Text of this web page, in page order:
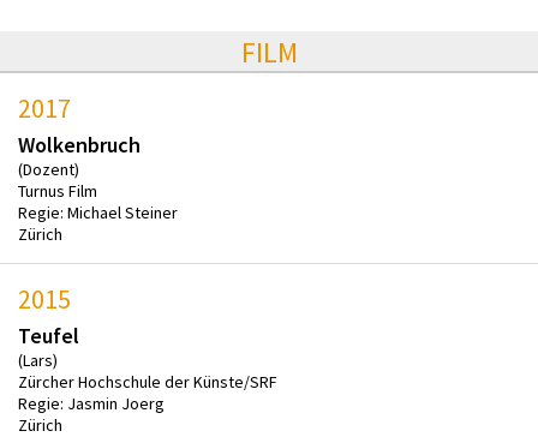
FILM
2017
Wolkenbruch
(Dozent)
Turnus Film
Regie: Michael Steiner
Zürich
2015
Teufel
(Lars)
Zürcher Hochschule der Künste/SRF
Regie: Jasmin Joerg
Zürich